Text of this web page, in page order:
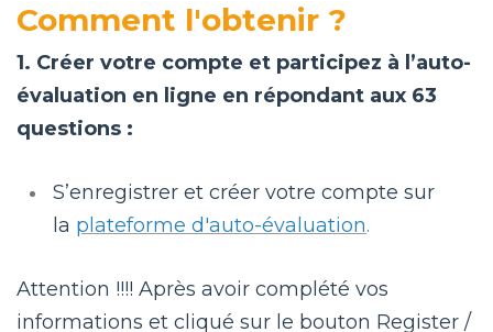
Comment l'obtenir ?
1. Créer votre compte et participez à l’auto-
évaluation en ligne en répondant aux 63
questions :
S’enregistrer et créer votre compte sur
la plateforme d'auto-évaluation.
Attention !!!! Après avoir complété vos
informations et cliqué sur le bouton Register /